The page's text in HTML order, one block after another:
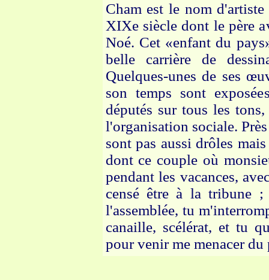
Cham est le nom
XIXe siècle dont le père
Noé. Cet «enfant du
belle carrière de
Quelques-unes de ses
son temps sont
députés sur tous les
l'organisation sociale.
sont pas aussi drôles
dont ce couple où
pendant les vacances,
censé être à la tribune
l'assemblée, tu
canaille, scélérat, et tu
pour venir me menacer du